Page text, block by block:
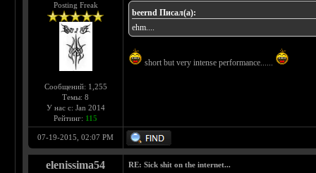
Posting Freak
Сообщений: 1,255
Темы: 8
У нас с: Jan 2014
Рейтинг: 115
beernd Писал(а):
ehm....
short but very intense performance......
07-19-2015, 02:07 PM
elenissima54 RE: Sick shit on the internet...